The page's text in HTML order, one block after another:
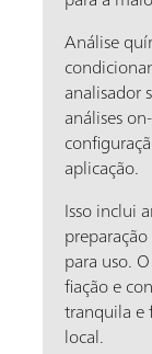
Análise
analisador
análises
aplicação.
Isso inclui
para uso.
fiação e
tranquila e
local.